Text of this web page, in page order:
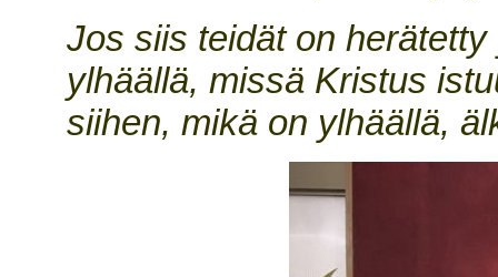
Jos siis teidät on
ylhäällä, missä Kristus
siihen, mikä on ylhäällä,